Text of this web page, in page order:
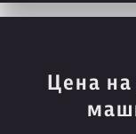
Цена